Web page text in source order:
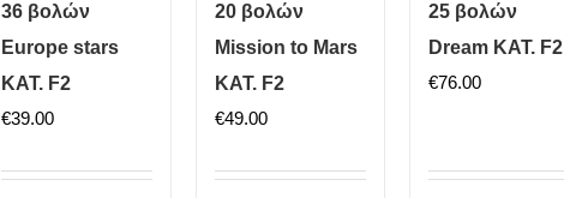
36 βολών
Europe stars
ΚΑΤ. F2
€39.00
20 βολών
Mission to Mars
ΚΑΤ. F2
€49.00
25 βολών
Dream ΚΑΤ. F2
€76.00